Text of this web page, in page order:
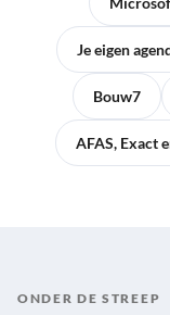
Je eigen
Bouw7
AFAS, Exact
ONDER DE STREEP